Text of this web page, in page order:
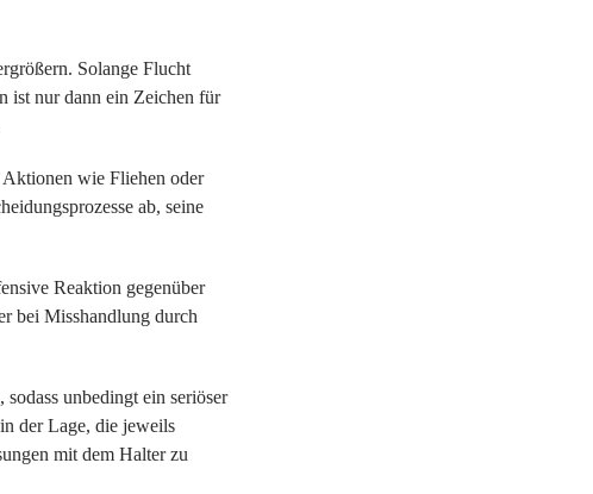
Solange Flucht
ist nur dann ein Zeichen für
wie Fliehen oder
ab, seine
Reaktion gegenüber
bei Misshandlung durch
unbedingt ein seriöser
der Lage, die jeweils
mit dem Halter zu